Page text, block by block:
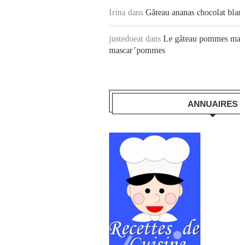
Irina dans Gâteau ananas chocolat
justedoeat dans Le gâteau pommes
mascar’pommes
ANNUAIRES